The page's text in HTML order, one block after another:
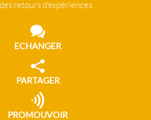
des retours d’expériences.
ECHANGER
PARTAGER
PROMOUVOIR